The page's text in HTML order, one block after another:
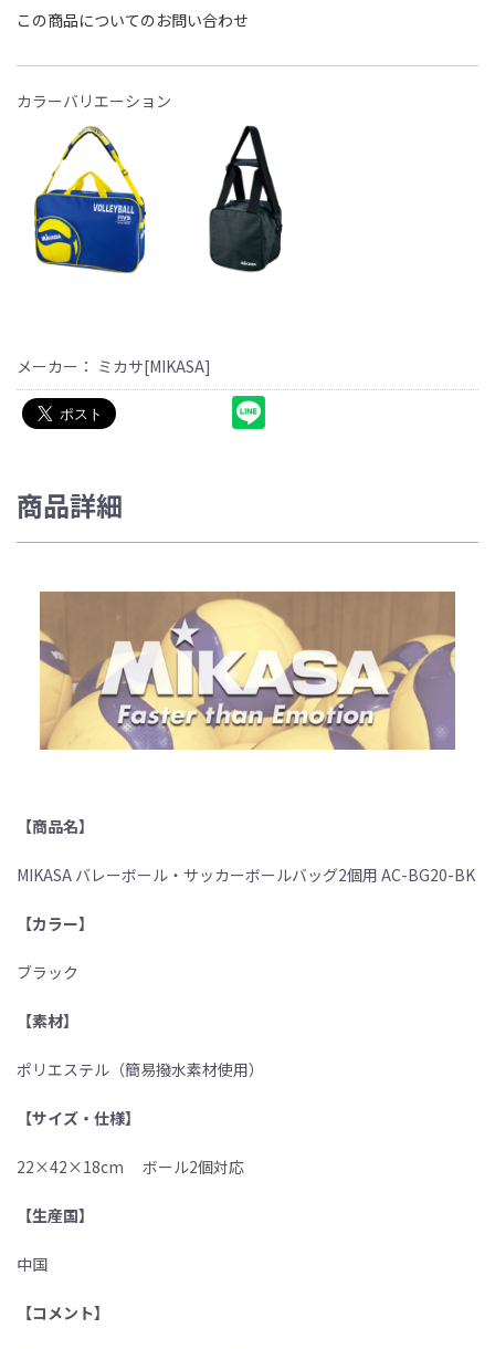
この商品についてのお問い合わせ
カラーバリエーション
メーカー： ミカサ[MIKASA]
商品詳細
【商品名】
MIKASA バレーボール・サッカーボールバッグ2個用 AC-BG20-BK
【カラー】
ブラック
【素材】
ポリエステル（簡易撥水素材使用）
【サイズ・仕様】
22×42×18cm ボール2個対応
【生産国】
中国
【コメント】